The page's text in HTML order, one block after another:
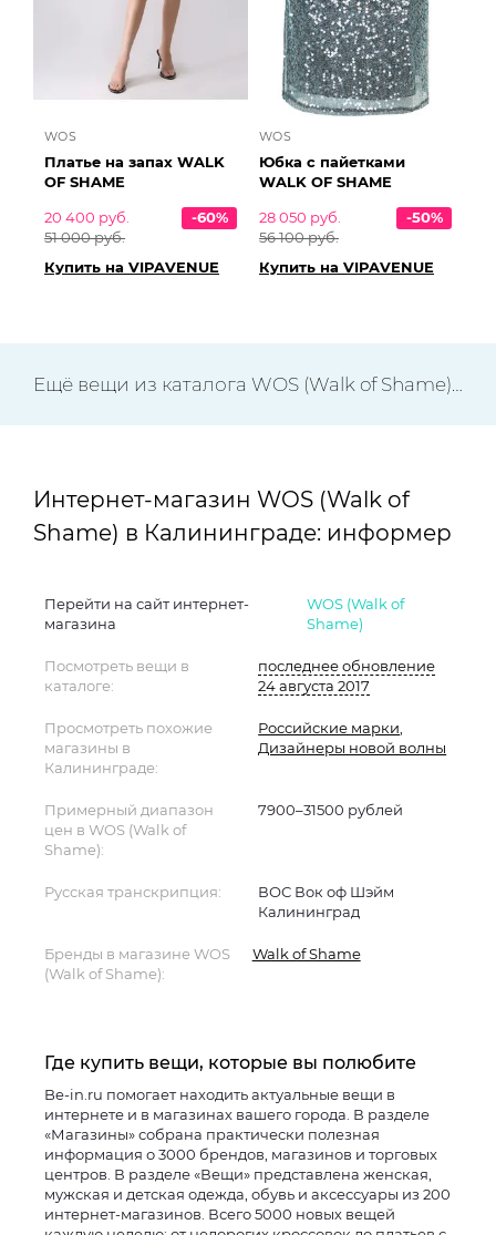
WOS
Платье на запах WALK
OF SHAME
20 400 руб.
51 000 руб.
-60%
Купить на VIPAVENUE
WOS
Юбка с пайетками
WALK OF SHAME
28 050 руб.
56 100 руб.
-50%
Купить на VIPAVENUE
Ещё вещи из каталога WOS (Walk of Shame) →
Интернет-магазин WOS (Walk of
Shame) в Калининграде: информер
Перейти на сайт интернет-
магазина
WOS (Walk of
Shame)
Посмотреть вещи в
каталоге:
последнее обновление
24 августа 2017
Просмотреть похожие
магазины в
Калининграде:
Российские марки
Дизайнеры новой волны
Примерный диапазон
цен в WOS (Walk of
Shame):
7900–31500 рублей
Русская транскрипция:
ВОС Вок оф Шэйм
Калининград
Бренды в магазине WOS
(Walk of Shame):
Walk of Shame
Где купить вещи, которые вы полюбите
Be-in.ru помогает находить актуальные вещи в
интернете и в магазинах вашего города. В разделе
«Магазины» собрана практически полезная
информация о 3000 брендов, магазинов и торговых
центров. В разделе «Вещи» представлена женская,
мужская и детская одежда, обувь и аксессуары из 200
интернет-магазинов. Всего 5000 новых вещей